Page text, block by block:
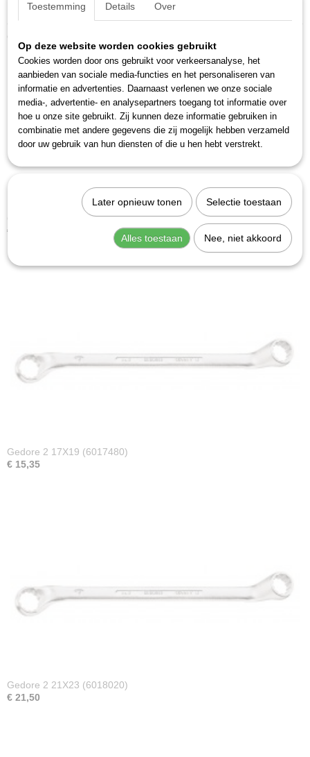
sleutelwijdte 2: 32 x 36 mm
Gedore 2 12X13 (6016590)
€ 10,77
Gedore 2 17X19 (6017480)
€ 15,35
Gedore 2 21X23 (6018020)
€ 21,50
Toestemming Details Over
Op deze website worden cookies gebruikt
Cookies worden door ons gebruikt voor verkeersanalyse, het
aanbieden van sociale media-functies en het personaliseren van
informatie en advertenties. Daarnaast verlenen we onze sociale
media-, advertentie- en analysepartners toegang tot informatie over
hoe u onze site gebruikt. Zij kunnen deze informatie gebruiken in
combinatie met andere gegevens die zij mogelijk hebben verzameld
door uw gebruik van hun diensten of die u hen hebt verstrekt.
Later opnieuw tonen Selectie toestaan
Alles toestaan Nee, niet akkoord